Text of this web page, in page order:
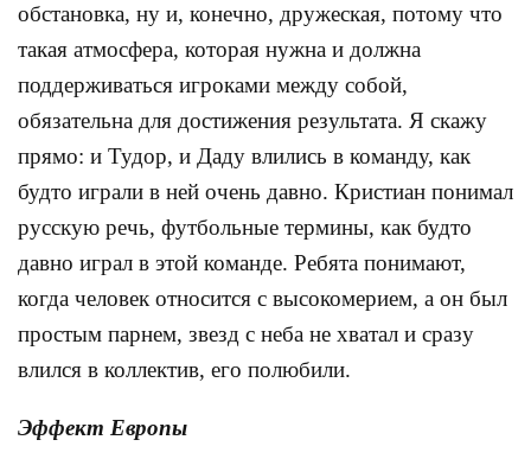
обстановка, ну и, конечно, дружеская, потому что
такая атмосфера, которая нужна и должна
поддерживаться игроками между собой,
обязательна для достижения результата. Я скажу
прямо: и Тудор, и Даду влились в команду, как
будто играли в ней очень давно. Кристиан понимал
русскую речь, футбольные термины, как будто
давно играл в этой команде. Ребята понимают,
когда человек относится с высокомерием, а он был
простым парнем, звезд с неба не хватал и сразу
влился в коллектив, его полюбили.
Эффект Европы